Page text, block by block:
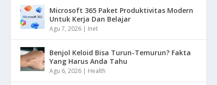
Microsoft 365 Paket Produktivitas Modern
Untuk Kerja Dan Belajar
Agu 7, 2026 | Inet
Benjol Keloid Bisa Turun-Temurun? Fakta
Yang Harus Anda Tahu
Agu 6, 2026 | Health